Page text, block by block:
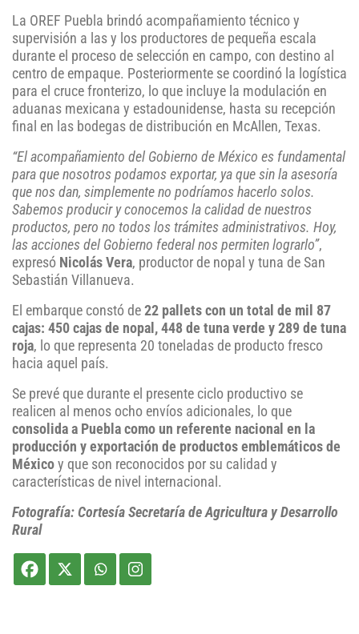
La OREF Puebla brindó acompañamiento técnico y
supervisión a las y los productores de pequeña escala
durante el proceso de selección en campo, con destino al
centro de empaque. Posteriormente se coordinó la logística
para el cruce fronterizo, lo que incluye la modulación en
aduanas mexicana y estadounidense, hasta su recepción
final en las bodegas de distribución en McAllen, Texas.
“El acompañamiento del Gobierno de México es fundamental
para que nosotros podamos exportar, ya que sin la asesoría
que nos dan, simplemente no podríamos hacerlo solos.
Sabemos producir y conocemos la calidad de nuestros
productos, pero no todos los trámites administrativos. Hoy,
las acciones del Gobierno federal nos permiten lograrlo”,
expresó Nicolás Vera, productor de nopal y tuna de San
Sebastián Villanueva.
El embarque constó de 22 pallets con un total de mil 87
cajas: 450 cajas de nopal, 448 de tuna verde y 289 de tuna
roja, lo que representa 20 toneladas de producto fresco
hacia aquel país.
Se prevé que durante el presente ciclo productivo se
realicen al menos ocho envíos adicionales, lo que
consolida a Puebla como un referente nacional en la
producción y exportación de productos emblemáticos de
México y que son reconocidos por su calidad y
características de nivel internacional.
Fotografía: Cortesía Secretaría de Agricultura y Desarrollo
Rural